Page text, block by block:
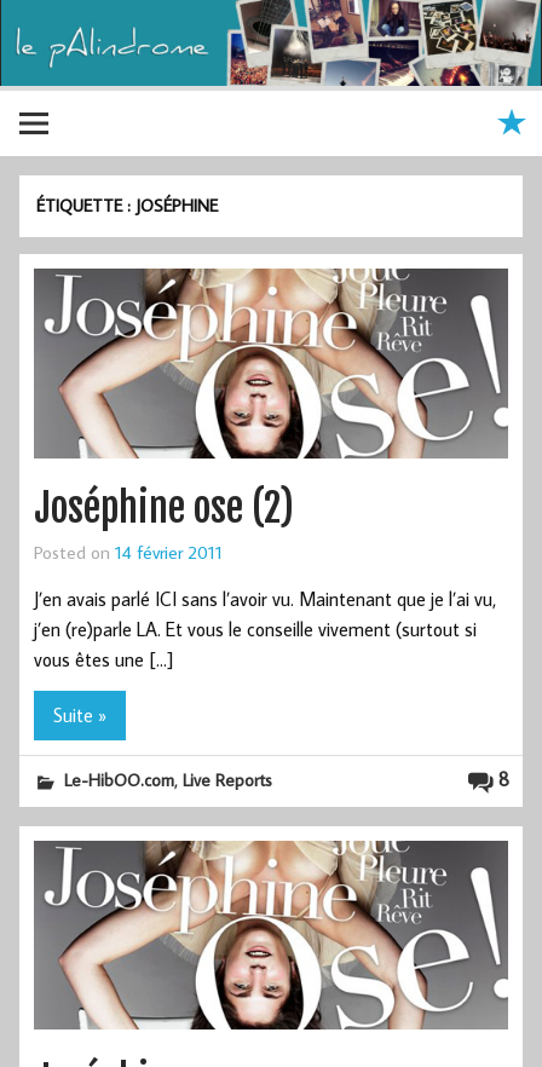
ÉTIQUETTE : JOSÉPHINE
Joséphine ose (2)
Posted on 14 février 2011
J’en avais parlé ICI sans l’avoir vu. Maintenant que je l’ai vu,
j’en (re)parle LA. Et vous le conseille vivement (surtout si
vous êtes une […]
Suite »
8
Le-HibOO.com,Live Reports